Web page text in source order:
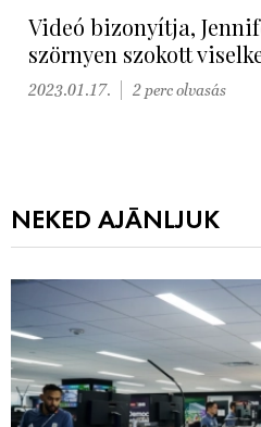
Videó bizonyítja,
szörnyen szokott
2023.01.17. 2 perc olvasás
NEKED AJÁNLJUK